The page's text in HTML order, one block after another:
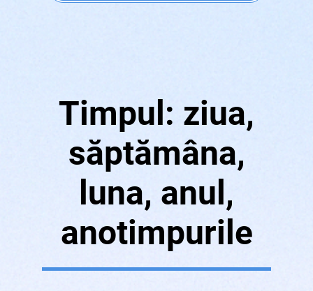
Timpul: ziua,
săptămâna,
luna, anul,
anotimpurile